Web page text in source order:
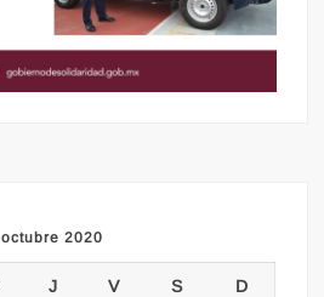
octubre 2020
J V S D